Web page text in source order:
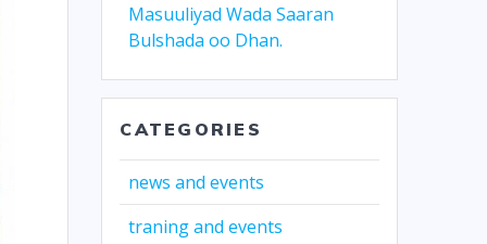
Masuuliyad Wada Saaran
Bulshada oo Dhan.
CATEGORIES
news and events
traning and events